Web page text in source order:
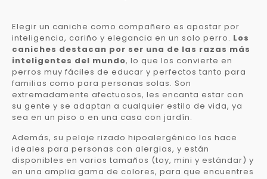
Elegir un caniche como compañero es apostar por
inteligencia, cariño y elegancia en un solo perro. Los
caniches destacan por ser una de las razas más
inteligentes del mundo, lo que los convierte en
perros muy fáciles de educar y perfectos tanto para
familias como para personas solas. Son
extremadamente afectuosos, les encanta estar con
su gente y se adaptan a cualquier estilo de vida, ya
sea en un piso o en una casa con jardín.
Además, su pelaje rizado hipoalergénico los hace
ideales para personas con alergias, y están
disponibles en varios tamaños (toy, mini y estándar) y
en una amplia gama de colores, para que encuentres